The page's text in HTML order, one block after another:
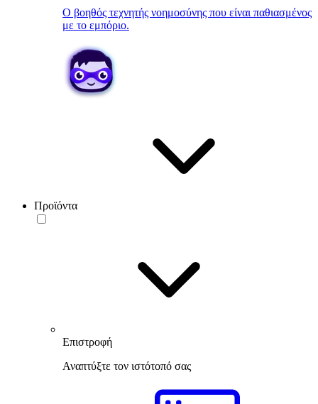
Ο βοηθός τεχνητής νοημοσύνης που είναι παθιασμένος
με το εμπόριο.
Προϊόντα
Επιστροφή
Αναπτύξτε τον ιστότοπό σας